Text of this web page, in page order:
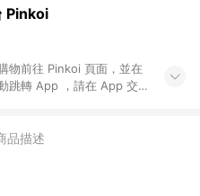
Pinkoi
物前往 Pinkoi 頁面，並在
跳轉 App ，請在 App 交
如首購優惠，P coins，
限。 6. APP 請更新至
品描述